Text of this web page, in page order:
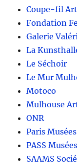
Coupe-fil Art
Fondation
Galerie
La
Le Séchoir
Le Mur
Motoco
Mulhouse
ONR
Paris
PASS
SAAMS